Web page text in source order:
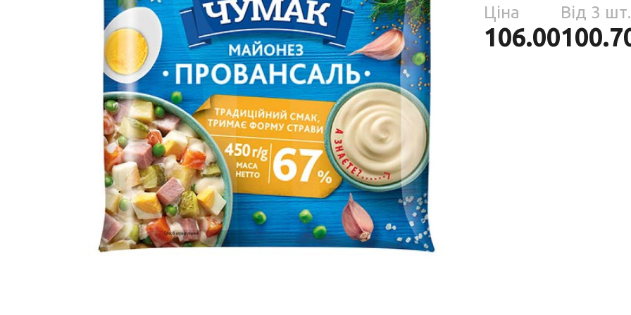
Лікери
Вермут
Слабоалкогольні
Крупи
Соуси
Консервація
Снеки та закуски
Харчові
інгредієнти
Рослинна олія
Борошно та
висівки
Подарункові
набори
Ціна
106.00
Від 3 шт.